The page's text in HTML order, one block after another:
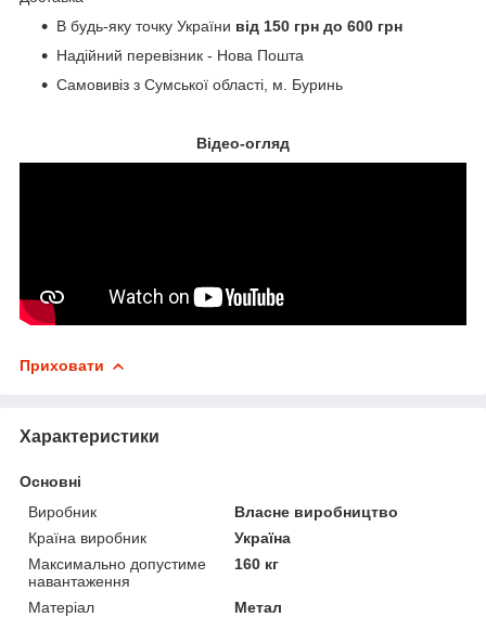
В будь-яку точку України від 150 грн до 600 грн
Надійний перевізник - Нова Пошта
Самовивіз з Сумської області, м. Буринь
Відео-огляд
Приховати
Характеристики
Основні
Виробник
Власне виробництво
Країна виробник
Україна
Максимально допустиме
навантаження
160 кг
Матеріал
Метал